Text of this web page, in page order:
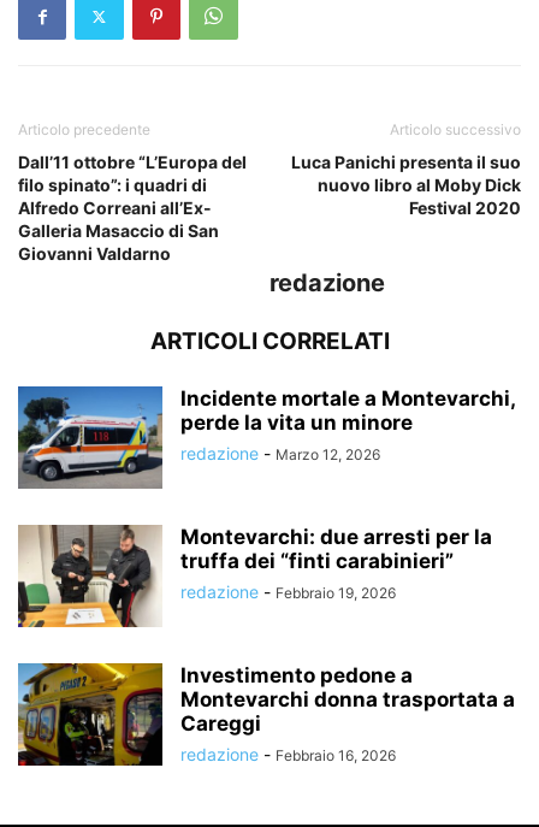
Articolo precedente
Dall’11 ottobre “L’Europa del
filo spinato”: i quadri di
Alfredo Correani all’Ex-
Galleria Masaccio di San
Giovanni Valdarno
Articolo successivo
Luca Panichi presenta il suo
nuovo libro al Moby Dick
Festival 2020
redazione
ARTICOLI CORRELATI
Incidente mortale a Montevarchi,
perde la vita un minore
redazione - Marzo 12, 2026
Montevarchi: due arresti per la
truffa dei “finti carabinieri”
redazione - Febbraio 19, 2026
Investimento pedone a
Montevarchi donna trasportata a
Careggi
redazione - Febbraio 16, 2026